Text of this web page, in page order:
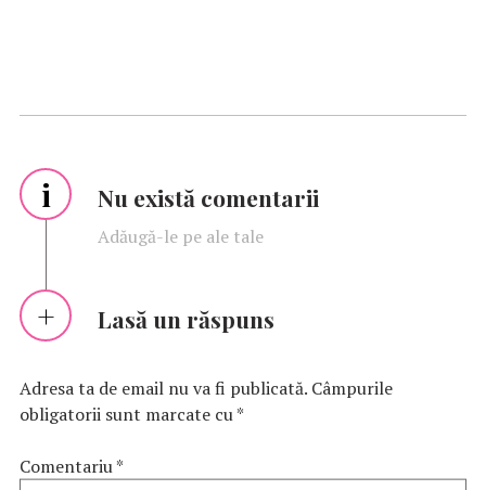
i Nu există comentarii
Adăugă-le pe ale tale
Lasă un răspuns
Adresa ta de email nu va fi publicată. Câmpurile
obligatorii sunt marcate cu*
Comentariu*